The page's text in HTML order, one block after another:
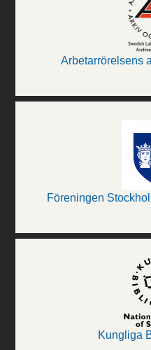
Arbetarrörelsens
Föreningen
Kungliga